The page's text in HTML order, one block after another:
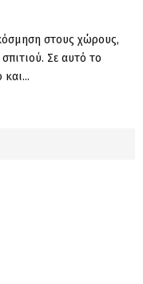
στους χώρους,
Σε αυτό το